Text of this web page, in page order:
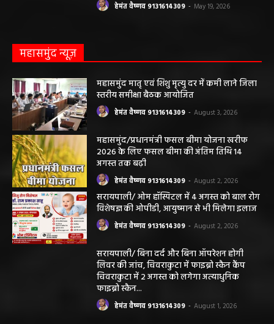
हेमंत वैष्णव 9131614309 - May 19, 2026
महासमुंद न्यूज़
महासमुंद मातृ एवं शिशु मृत्यु दर में कमी लाने जिला
स्तरीय समीक्षा बैठक आयोजित
हेमंत वैष्णव 9131614309 - August 3, 2026
महासमुंद/प्रधानमंत्री फसल बीमा योजना खरीफ
2026 के लिए फसल बीमा की अंतिम तिथि 14
अगस्त तक बढ़ी
हेमंत वैष्णव 9131614309 - August 2, 2026
सरायपाली/ ओम हॉस्पिटल में 4 अगस्त को बाल रोग
विशेषज्ञ की ओपीडी, आयुष्मान से भी मिलेगा इलाज
हेमंत वैष्णव 9131614309 - August 2, 2026
सरायपाली/ बिना दर्द और बिना ऑपरेशन होगी
लिवर की जांच, चिवराकुटा में फाइब्रो स्कैन कैंप
चिवराकुटा में 2 अगस्त को लगेगा अत्याधुनिक
फाइब्रो स्कैन...
हेमंत वैष्णव 9131614309 - August 1, 2026